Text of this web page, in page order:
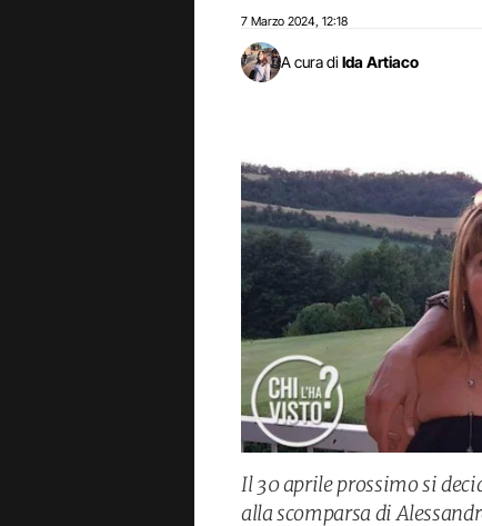
7 Marzo 2024 12:18
A cura di Ida Artiaco
Il 30 aprile prossimo si
alla scomparsa di